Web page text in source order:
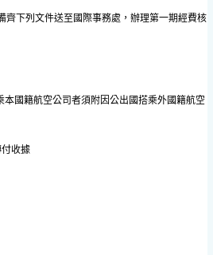
齊下列文件送至國際事務處，辦理第一期經費核
國籍航空公司者須附因公出國搭乘外國籍航空
收據